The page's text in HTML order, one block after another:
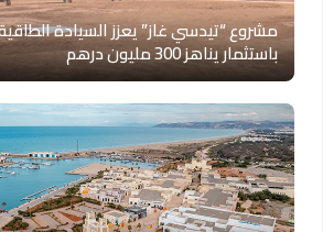
مشروع “تيدسي غاز” يعزز السيادة
باستثمار يناهز 300 مليون درهم